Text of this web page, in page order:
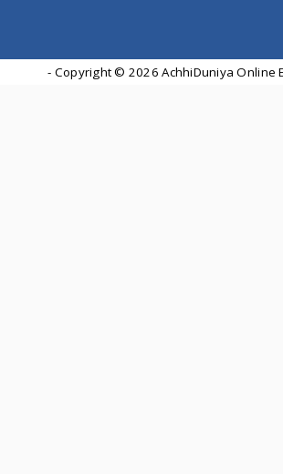
- Copyright © 2026 AchhiDuniya Online